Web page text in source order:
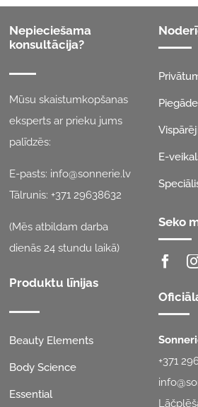
Nepieciešama
konsultācija?
Mūsu skaistumkopšanas
eksperts ar prieku jums
palīdzēs:
E-pasts: info@sonnerie.lv
Tālrunis:+371 29638632
(Mēs atbildam darba
dienās 24 stundu laikā)
Produktu līnijas
Beauty Elements
Body Science
Essential
E-
Seko
+371